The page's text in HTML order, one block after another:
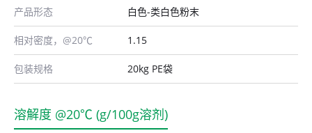
产品形态 白色-类白色粉末
相对密度，@20℃ 1.15
包装规格 20kg PE袋
溶解度 @20℃ (g/100g溶剂)